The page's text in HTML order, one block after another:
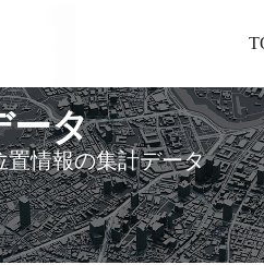
ータ
置情報の集計データ